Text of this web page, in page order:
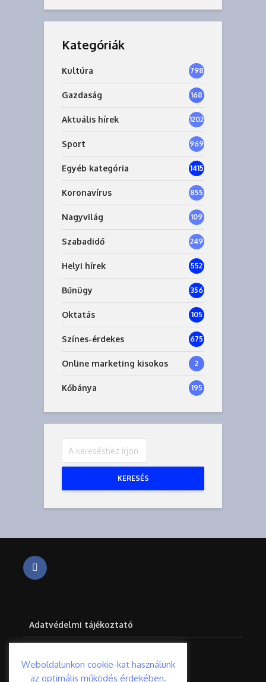
Kategóriák
Kultúra 798
Gazdaság
168
7
Aktuális hírek 1202
Sport 969
Egyéb kategória 1415
Koronavírus 855
Nagyvilág
109
8
Szabadidő 249
Helyi hírek 552
Bűnügy 356
Oktatás 105
Színes-érdekes 675
Online marketing kisokos 2
Kőbánya 195
KERESÉS
Adatvédelmi tájékoztató
Weboldalunkon cookie-kat használunk
az optimális működés érdekében.